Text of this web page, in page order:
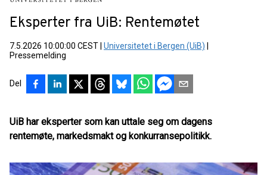
Eksperter fra UiB: Rentemøtet
7.5.2026 10:00:00 CEST Universitetet i Bergen (UiB)
Pressemelding
Del
UiB har eksperter som kan uttale seg om dagens
rentemøte, markedsmakt og konkurransepolitikk.